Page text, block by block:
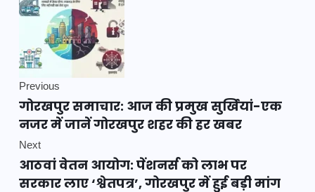
Previous
गोरखपुर समाचार: आज की प्रमुख सुर्खियां-एक
नजर में जानें गोरखपुर शहर की हर खबर
Next
आठवां वेतन आयोग: पेंशनर्स को लाभ पर
सरकार लाए ‘श्वेतपत्र’, गोरखपुर में हुई बड़ी मांग